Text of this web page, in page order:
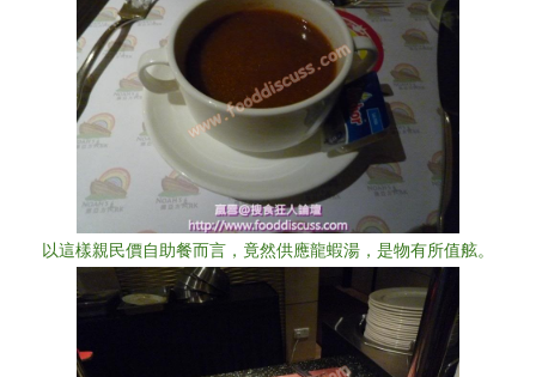
以這樣親民價自助餐而言，竟然供應龍蝦湯，是物有所值舷。